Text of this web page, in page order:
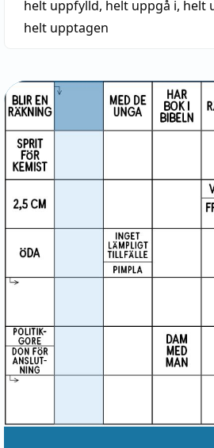
helt uppfylld, helt uppgå i, helt
helt upptagen